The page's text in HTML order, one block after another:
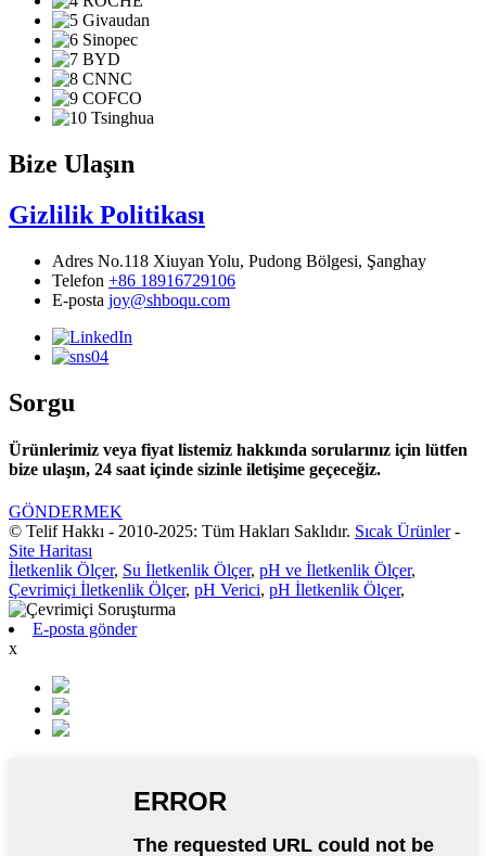
Bize Ulaşın
Gizlilik Politikası
Adres No.118 Xiuyan Yolu, Pudong Bölgesi, Şanghay
Telefon +86 18916729106
E-posta joy@shboqu.com
Sorgu
Ürünlerimiz veya fiyat listemiz hakkında sorularınız için lütfen
bize ulaşın, 24 saat içinde sizinle iletişime geçeceğiz.
GÖNDERMEK
© Telif Hakkı - 2010-2025: Tüm Hakları Saklıdır. Sıcak Ürünler-
Site Haritası
İletkenlik Ölçer, Su İletkenlik Ölçer, pH ve İletkenlik Ölçer,
Çevrimiçi İletkenlik Ölçer, pH Verici, pH İletkenlik Ölçer,
E-posta gönder
x